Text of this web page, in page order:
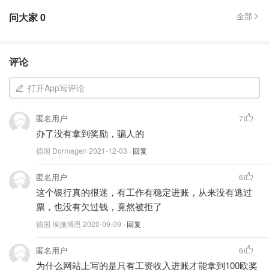
问大家0 全部
评论
打开App写评论
匿名用户
办了没有拿到奖励，骗人的
德国 Dormagen 2021-12-03 · 回复
7
匿名用户
这个银行真的很迷，有工作有稳定进账，从来没有逃过
票，也没有欠过钱，竟然被拒了
德国 埃施博恩 2020-09-09 · 回复
6
匿名用户
为什么网站上写的是只有工资收入进账才能拿到100欧奖
6